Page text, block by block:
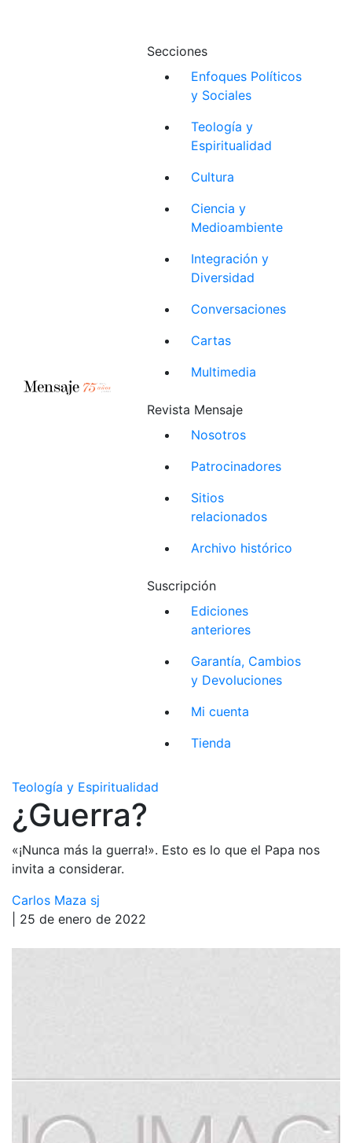
Secciones
Enfoques Políticos
y Sociales
Teología y
Espiritualidad
Cultura
Ciencia y
Medioambiente
Integración y
Diversidad
Conversaciones
Cartas
Multimedia
Revista Mensaje
Nosotros
Patrocinadores
Sitios
relacionados
Archivo histórico
Suscripción
Ediciones
anteriores
Garantía, Cambios
y Devoluciones
Mi cuenta
Tienda
Teología y Espiritualidad
¿Guerra?
«¡Nunca más la guerra!». Esto es lo que el Papa nos
invita a considerar.
Carlos Maza sj
| 25 de enero de 2022